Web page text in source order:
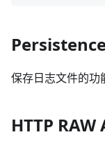
保存日志文件的功
HTTP RAW